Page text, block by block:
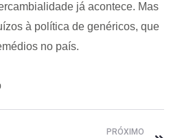
já acontece. Mas
à política de genéricos, que
no país.
PRÓXIMO